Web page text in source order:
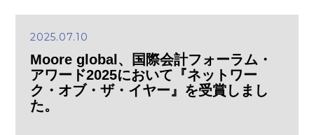
2025.07.10
Moore global、国際会計フォーラム・
アワード2025において『ネットワー
ク・オブ・ザ・イヤー』を受賞しまし
た。